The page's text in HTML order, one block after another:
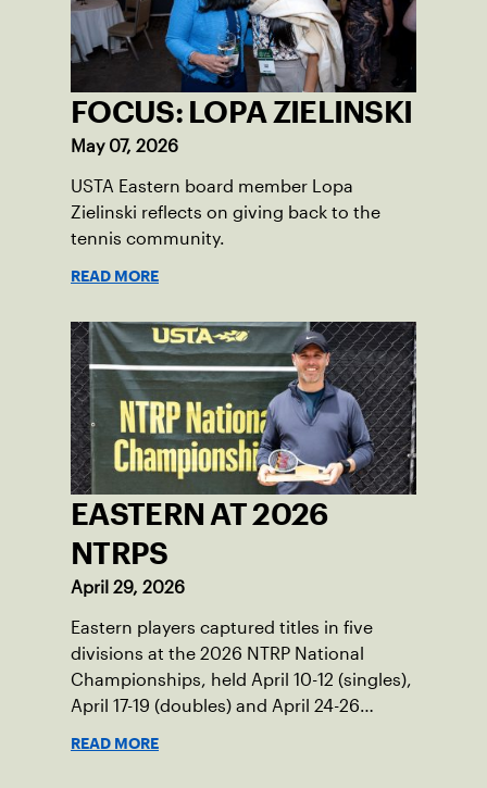
FOCUS: LOPA ZIELINSKI
May 07, 2026
USTA Eastern board member Lopa
Zielinski reflects on giving back to the
tennis community.
READ MORE
EASTERN AT 2026
NTRPS
April 29, 2026
Eastern players captured titles in five
divisions at the 2026 NTRP National
Championships, held April 10-12 (singles),
April 17-19 (doubles) and April 24-26
READ MORE